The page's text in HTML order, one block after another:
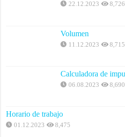
22.12.2023 8,726
Volumen
11.12.2023 8,715
Calculadora de
06.08.2023 8,690
Horario de trabajo
01.12.2023 8,475